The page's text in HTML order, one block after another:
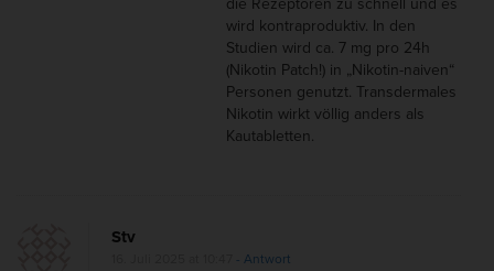
wird kontraproduktiv. In den
Studien wird ca. 7 mg pro 24h
(Nikotin Patch!) in „Nikotin-naiven“
Personen genutzt. Transdermales
Nikotin wirkt völlig anders als
Kautabletten.
Stv
- Antwort